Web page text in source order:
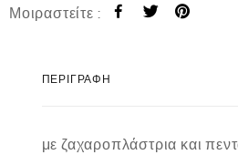
Μοιραστείτε :
ΠΕΡΙΓΡΑΦΉ
με ζαχαροπλάστρια και